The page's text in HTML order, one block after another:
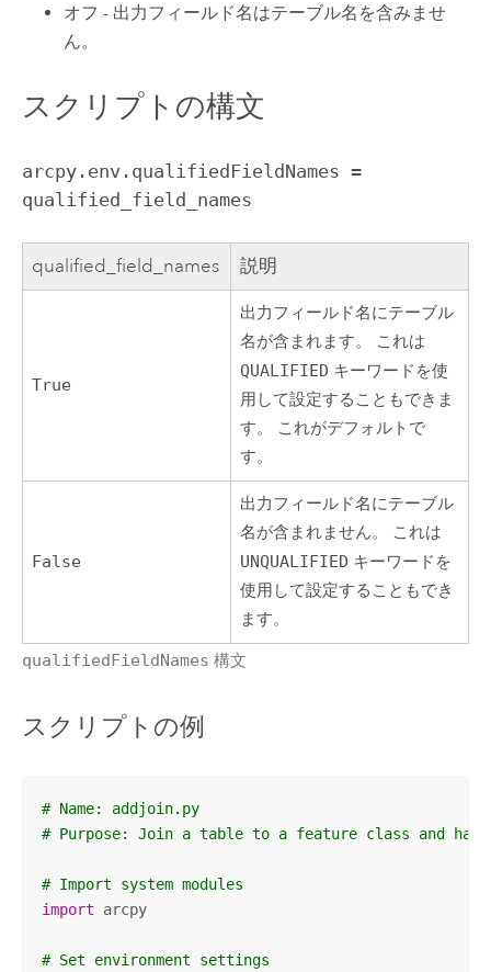
オフ - 出力フィールド名はテーブル名を含みませ
ん。
スクリプトの構文
arcpy.env.qualifiedFieldNames =
qualified_field_names
qualified_field_names 説明
True
出力フィールド名にテーブル
名が含まれます。 これは
QUALIFIED キーワードを使
用して設定することもできま
す。 これがデフォルトで
す。
False
出力フィールド名にテーブル
名が含まれません。 これは
UNQUALIFIED キーワードを
使用して設定することもでき
ます。
qualifiedFieldNames 構文
スクリプトの例
# Name: addjoin.py
# Purpose: Join a table to a feature class and
# Import system modules
import arcpy
# Set environment settings